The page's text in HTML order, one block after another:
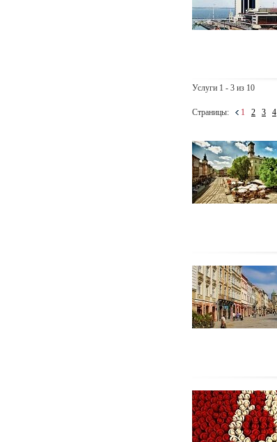
Услуги 1 - 3 из 10
Страницы: 1 2 3 4